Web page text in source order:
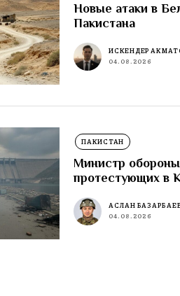
Новые атаки в
Пакистана
ИСКЕНДЕР
04.08.2026
ПАКИСТАН
Министр обороны
протестующих в
АСЛАН
04.08.2026